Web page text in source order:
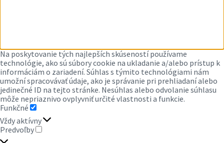
Na poskytovanie tých najlepších skúseností používame
technológie, ako sú súbory cookie na ukladanie a/alebo prístup k
informáciám o zariadení. Súhlas s týmito technológiami nám
umožní spracovávať údaje, ako je správanie pri prehliadaní alebo
jedinečné ID na tejto stránke. Nesúhlas alebo odvolanie súhlasu
môže nepriaznivo ovplyvniť určité vlastnosti a funkcie.
Funkčné
FUNKČNÉ
Vždy aktívny
Predvoľby
PREDVOĽBY